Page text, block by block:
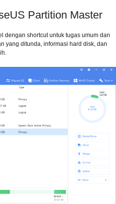
Partition Master
dengan shortcut untuk tugas umum dan
yang ditunda, informasi hard disk, dan